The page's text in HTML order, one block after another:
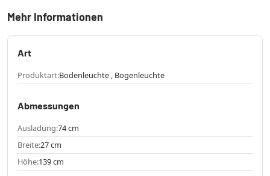
Mehr Informationen
Art
Produktart:Bodenleuchte , Bogenleuchte
Abmessungen
Ausladung:74 cm
Breite:27 cm
Höhe:139 cm